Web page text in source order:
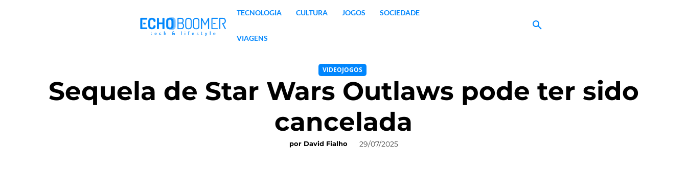
TECNOLOGIA CULTURA JOGOS SOCIEDADE
VIAGENS
VIDEOJOGOS
Sequela de Star Wars Outlaws pode ter sido
cancelada
por David Fialho 29/07/2025